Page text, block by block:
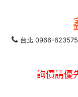
台北 0966-623575
詢價請優